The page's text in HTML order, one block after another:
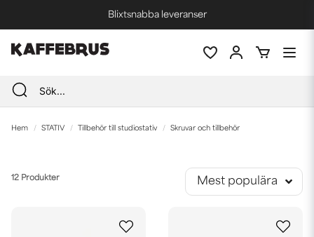
Blixtsnabba leveranser
Fri frakt vid köp över 1000 kr *
Hem STATIV Tillbehör till studiostativ Skruvar och tillbehör
12 Produkter Mest populära